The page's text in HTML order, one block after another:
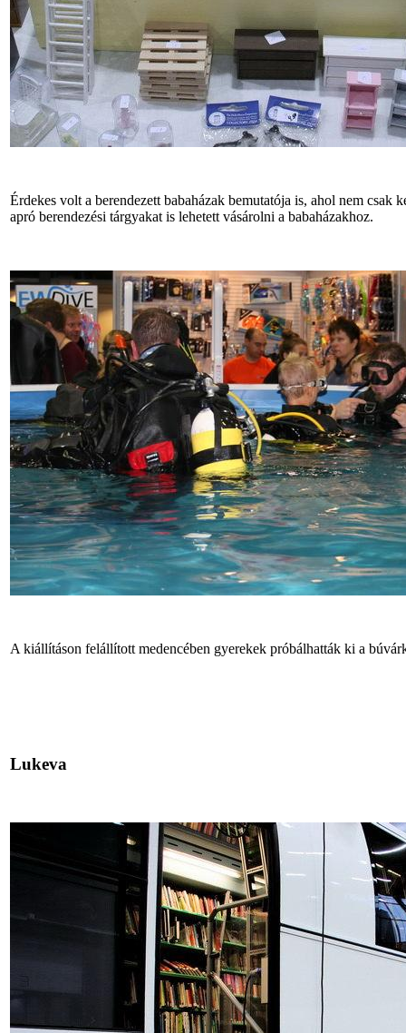
Érdekes volt a berendezett babaházak bemutatója is, ahol nem csak
apró berendezési tárgyakat is lehetett vásárolni a babaházakhoz.
A kiállításon felállított medencében gyerekek próbálhatták ki a
Lukeva